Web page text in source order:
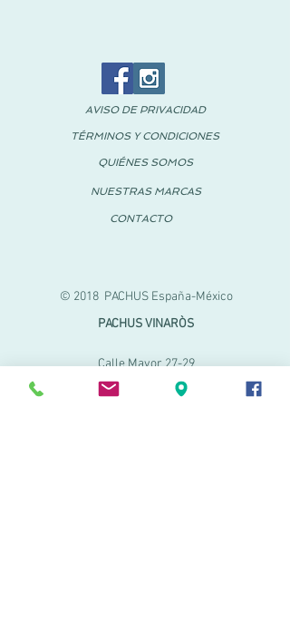
© 2018 PACHUS España-México
AVISO DE PRIVACIDAD
TÉRMINOS Y CONDICIONES
QUIÉNES SOMOS
NUESTRAS MARCAS
CONTACTO
PACHUS VINARÒS
Calle Mayor 27-29
Vinaroz, Castellón (España)